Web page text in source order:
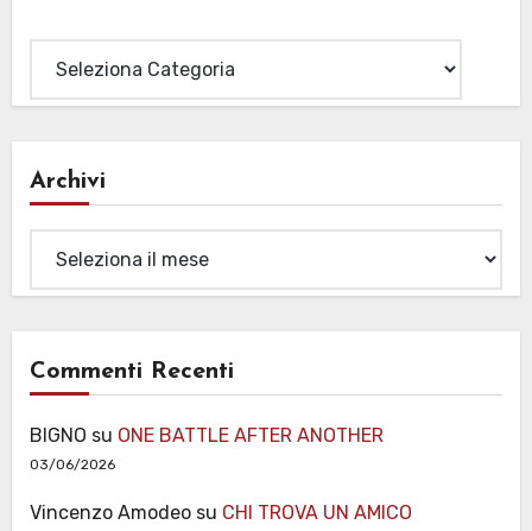
Archivi
Commenti Recenti
BIGNO su ONE BATTLE AFTER ANOTHER
03/06/2026
Vincenzo Amodeosu CHI TROVA UN AMICO